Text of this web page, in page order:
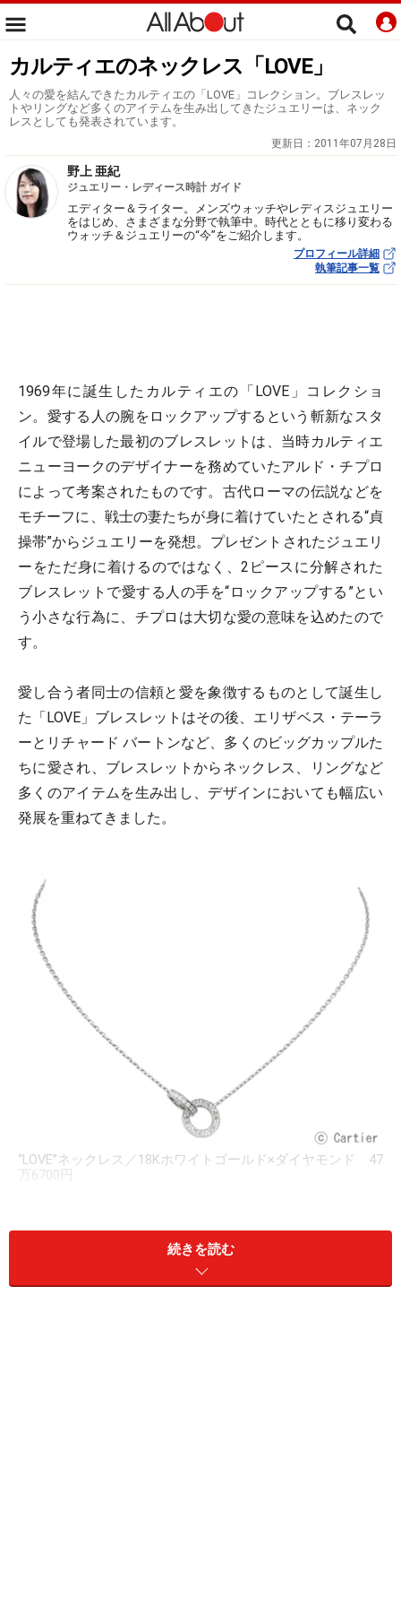
カルティエのネックレス「LOVE」
人々の愛を結んできたカルティエの「LOVE」コレクション。ブレスレッ
トやリングなど多くのアイテムを生み出してきたジュエリーは、ネック
レスとしても発表されています。
更新日： 2011年07月28日
野上 亜紀
ジュエリー・レディース時計 ガイド
エディター＆ライター。メンズウォッチやレディスジュエリー
をはじめ、さまざまな分野で執筆中。時代とともに移り変わる
ウォッチ＆ジュエリーの“今”をご紹介します。
プロフィール詳細
執筆記事一覧
1969年に誕生したカルティエの「LOVE」コレクショ
ン。愛する人の腕をロックアップするという斬新なスタ
イルで登場した最初のブレスレットは、当時カルティエ
ニューヨークのデザイナーを務めていたアルド・チプロ
によって考案されたものです。古代ローマの伝説などを
モチーフに、戦士の妻たちが身に着けていたとされる“貞
操帯”からジュエリーを発想。プレゼントされたジュエリ
ーをただ身に着けるのではなく、2ピースに分解された
ブレスレットで愛する人の手を“ロックアップする”とい
う小さな行為に、チプロは大切な愛の意味を込めたので
す。
愛し合う者同士の信頼と愛を象徴するものとして誕生し
た「LOVE」ブレスレットはその後、エリザベス・テーラ
ーとリチャード バートンなど、多くのビッグカップルた
ちに愛され、ブレスレットからネックレス、リングなど
多くのアイテムを生み出し、デザインにおいても幅広い
発展を重ねてきました。
“LOVE”ネックレス／18Kホワイトゴールド×ダイヤモンド 47
万6700円
写真はホワイトゴールドとダイヤモンドのホワイトコン
らったリングとフルパヴェのリングが立体的に絡み合っ
続きを読む